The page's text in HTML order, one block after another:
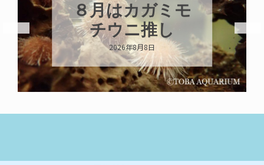
８月はカガミモ
チウニ推し
2026年8月8日